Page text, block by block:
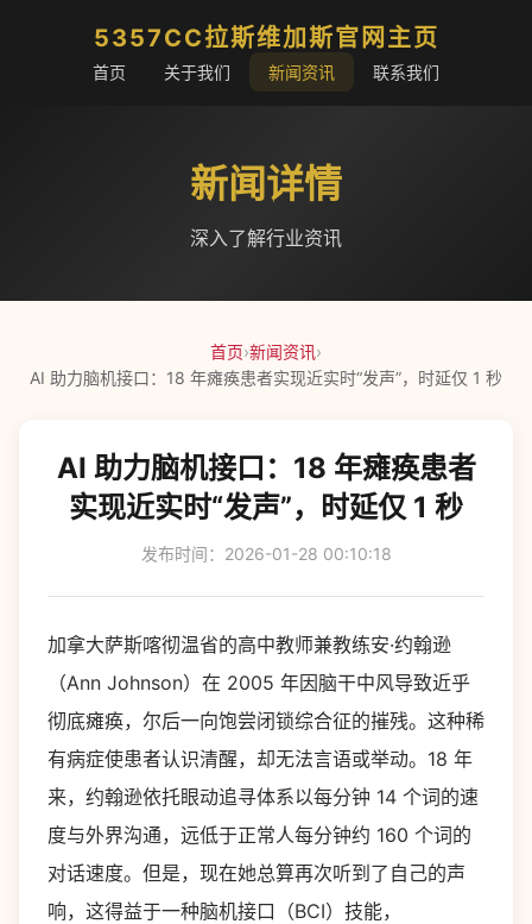
5357CC拉斯维加斯官网主页
首页 关于我们 新闻资讯 联系我们
新闻详情
深入了解行业资讯
首页›新闻资讯›
AI 助力脑机接口：18 年瘫痪患者实现近实时“发声”，时延仅 1 秒
AI 助力脑机接口：18 年瘫痪患者
实现近实时“发声”，时延仅 1 秒
发布时间：2026-01-28 00:10:18
加拿大萨斯喀彻温省的高中教师兼教练安·约翰逊
（Ann Johnson）在 2005 年因脑干中风导致近乎
彻底瘫痪，尔后一向饱尝闭锁综合征的摧残。这种稀
有病症使患者认识清醒，却无法言语或举动。18 年
来，约翰逊依托眼动追寻体系以每分钟 14 个词的速
度与外界沟通，远低于正常人每分钟约 160 个词的
对话速度。但是，现在她总算再次听到了自己的声
响，这得益于一种脑机接口（BCI）技能，